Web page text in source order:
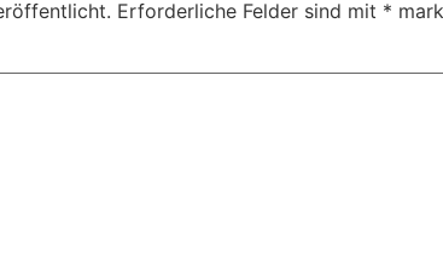
Erforderliche Felder sind mit *